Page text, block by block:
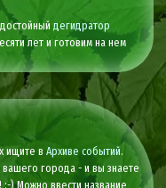
дегидратор
лет и готовим на нем
ищите вАрхиве событий.
города - и вы знаете
:-) Можно ввести название